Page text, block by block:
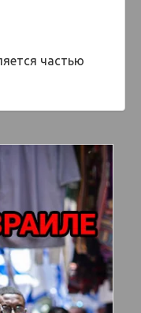
частью